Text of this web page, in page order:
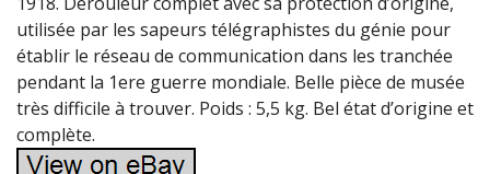
utilisée par les sapeurs télégraphistes du génie pour
établir le réseau de communication dans les tranchée
pendant la 1ere guerre mondiale. Belle pièce de musée
très difficile à trouver. Poids : 5,5 kg. Bel état d’origine et
complète.